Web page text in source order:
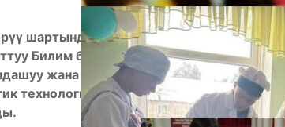
шартында Кыргызстандын жогорку
Билим берүү форуму болуп өттү.
жана санариптештирүүгө
технологияларды колдонуу менен